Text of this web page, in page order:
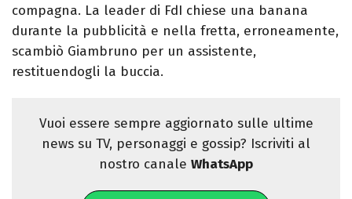
compagna. La leader di FdI chiese una banana
durante la pubblicità e nella fretta, erroneamente,
scambiò Giambruno per un assistente,
restituendogli la buccia.
Vuoi essere sempre aggiornato sulle ultime
news su TV, personaggi e gossip? Iscriviti al
nostro canale WhatsApp